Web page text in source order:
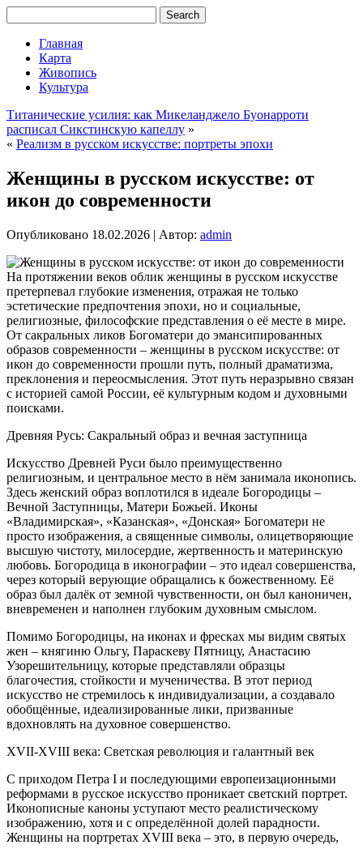
Главная
Карта
Живопись
Культура
Титанические усилия: как Микеланджело Буонарроти
расписал Сикстинскую капеллу »
« Реализм в русском искусстве: портреты эпохи
Женщины в русском искусстве: от
икон до современности
Опубликовано 18.02.2026 | Автор: admin
На протяжении веков облик женщины в русском искусстве
претерпевал глубокие изменения, отражая не только
эстетические предпочтения эпохи, но и социальные,
религиозные, философские представления о её месте в мире.
От сакральных ликов Богоматери до эмансипированных
образов современности – женщины в русском искусстве: от
икон до современности прошли путь, полный драматизма,
преклонения и переосмысления. Этот путь неразрывно связан
с историей самой России, её культурным кодом и духовными
поисками.
Древняя Русь: Сакральный образ и вечная заступница
Искусство Древней Руси было преимущественно
религиозным, и центральное место в нём занимала иконопись.
Здесь женский образ воплотился в идеале Богородицы –
Вечной Заступницы, Матери Божьей. Иконы
«Владимирская», «Казанская», «Донская» Богоматери не
просто изображения, а священные символы, олицетворяющие
высшую чистоту, милосердие, жертвенность и материнскую
любовь. Богородица в иконографии – это идеал совершенства,
через который верующие обращались к божественному. Её
образ был далёк от земной чувственности, он был каноничен,
вневременен и наполнен глубоким духовным смыслом.
Помимо Богородицы, на иконах и фресках мы видим святых
жен – княгиню Ольгу, Параскеву Пятницу, Анастасию
Узорешительницу, которые представляли образцы
благочестия, стойкости и мученичества. В этот период
искусство не стремилось к индивидуализации, а создавало
обобщённые, идеализированные лики, призванные
вдохновлять на духовное совершенство.
XVII-XVIII века: Светская революция и галантный век
С приходом Петра I и последующими европеизационными
реформами в русское искусство проникает светский портрет.
Иконописные каноны уступают место реалистическому
изображению, хотя и с определённой долей парадности.
Женщины на портретах XVIII века – это, в первую очередь,